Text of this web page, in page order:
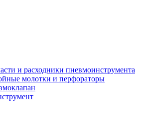
и расходники пневмоинструмента
молотки и перфораторы